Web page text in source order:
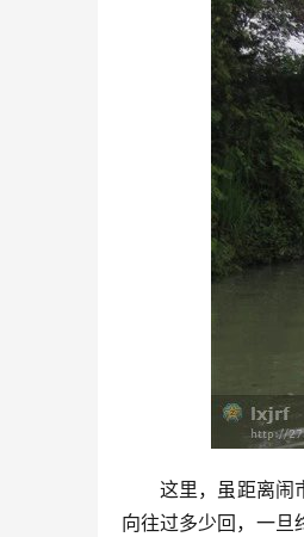
这里，虽距离闹
向往过多少回，一旦